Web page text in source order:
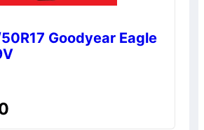
Goodyear Eagle